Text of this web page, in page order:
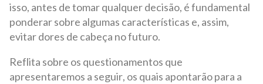
isso, antes de tomar qualquer decisão, é fundamental
ponderar sobre algumas características e, assim,
evitar dores de cabeça no futuro.
Reflita sobre os questionamentos que
apresentaremos a seguir, os quais apontarão para a